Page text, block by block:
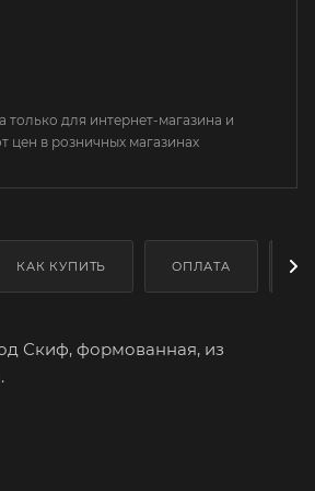
только для интернет-магазина и
цен в розничных магазинах
КАК КУПИТЬ ОПЛАТА
Скиф, формованная, из